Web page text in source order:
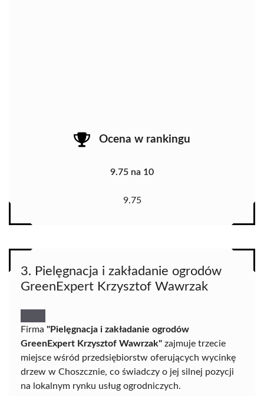
Ocena w rankingu
9.75 na 10
9.75
3. Pielęgnacja i zakładanie ogrodów
GreenExpert Krzysztof Wawrzak
Firma "Pielęgnacja i zakładanie ogrodów
GreenExpert Krzysztof Wawrzak" zajmuje trzecie
miejsce wśród przedsiębiorstw oferujących wycinkę
drzew w Choszcznie, co świadczy o jej silnej pozycji
na lokalnym rynku usług ogrodniczych.